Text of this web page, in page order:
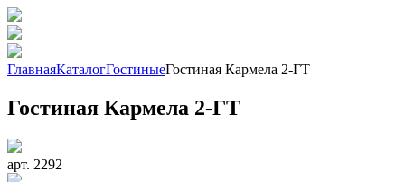
ГлавнаяКаталогГостиныеГостиная Кармела 2-ГТ
Гостиная Кармела 2-ГТ
арт. 2292